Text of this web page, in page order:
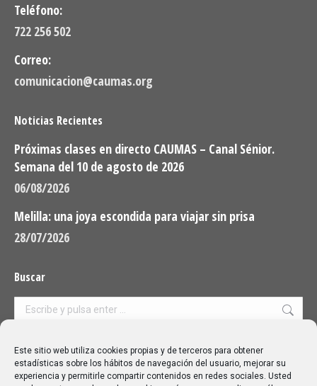
Este sitio web utiliza cookies propias y de terceros para obtener
estadísticas sobre los hábitos de navegación del usuario, mejorar su
experiencia y permitirle compartir contenidos en redes sociales. Usted
Teléfono:
722 256 502
Correo:
comunicacion@caumas.org
Noticias Recientes
Próximas clases en directo CAUMAS – Canal Sénior.
Semana del 10 de agosto de 2026
06/08/2026
Melilla: una joya escondida para viajar sin prisa
28/07/2026
Buscar
Buscar:
Aviso Legal|Política de privacidad|Política de cookies